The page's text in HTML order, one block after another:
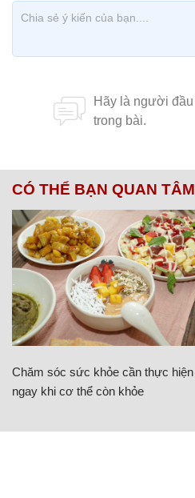
CÓ THỂ BẠN QUAN TÂM
Chăm sóc sức khỏe cần thực hiện
ngay khi cơ thể còn khỏe